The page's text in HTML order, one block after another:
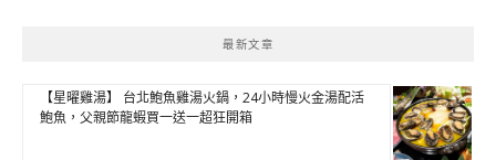
最新文章
【星曜雞湯】 台北鮑魚雞湯火鍋，24小時慢火金湯配活
鮑魚，父親節龍蝦買一送一超狂開箱